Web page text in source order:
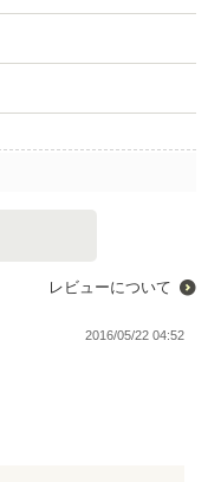
レビューについて
2016/05/22 04:52